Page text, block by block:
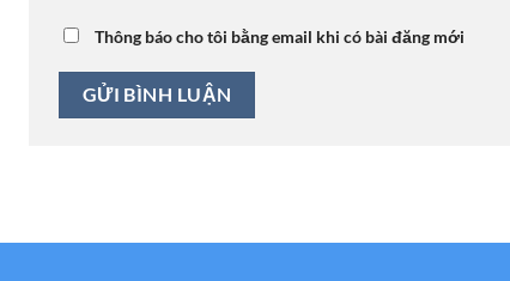
Thông báo cho tôi bằng email khi có bài đăng mới